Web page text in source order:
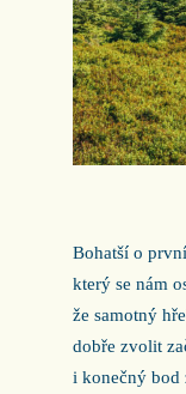
Bohatší o
který se nám
že samotný
dobře zvolit
i konečný bod